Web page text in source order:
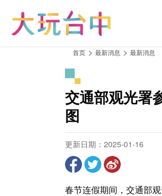
首页 最新消息 最新消息
交通部观光署
图
更新日期：2025-01-16
春节连假期间，交通部